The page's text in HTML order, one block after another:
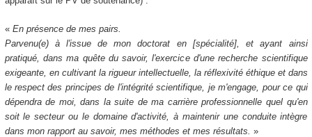
« En présence de mes pairs.
Parvenu(e) à l'issue de mon doctorat en [spécialité], et ayant ainsi
pratiqué, dans ma quête du savoir, l'exercice d'une recherche scientifique
exigeante, en cultivant la rigueur intellectuelle, la réflexivité éthique et dans
le respect des principes de l'intégrité scientifique, je m'engage, pour ce qui
dépendra de moi, dans la suite de ma carrière professionnelle quel qu'en
soit le secteur ou le domaine d'activité, à maintenir une conduite intègre
dans mon rapport au savoir, mes méthodes et mes résultats. »